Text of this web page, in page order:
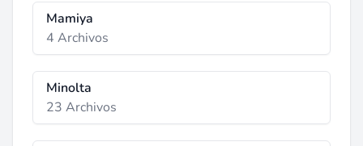
Mamiya
4 Archivos
Minolta
23 Archivos